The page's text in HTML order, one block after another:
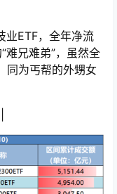
业ETF，全年净流
难兄难弟”，虽然全
同为丐帮的外甥女